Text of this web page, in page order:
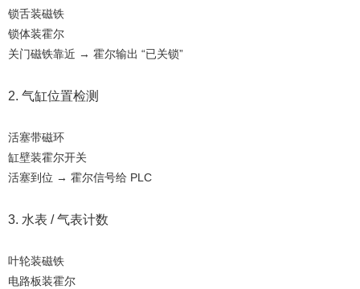
锁舌装磁铁
锁体装霍尔
关门磁铁靠近 → 霍尔输出 “已关锁”
2. 气缸位置检测
活塞带磁环
缸壁装霍尔开关
活塞到位 → 霍尔信号给 PLC
3. 水表 / 气表计数
叶轮装磁铁
电路板装霍尔